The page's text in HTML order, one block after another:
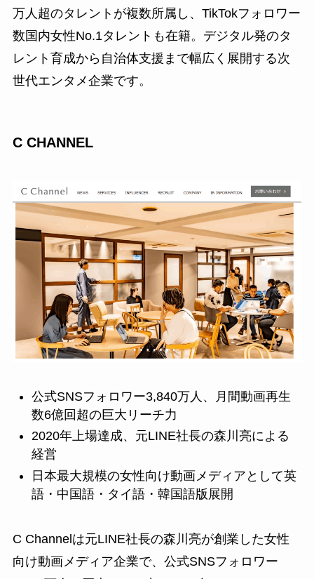
万人超のタレントが複数所属し、TikTokフォロワー
数国内女性No.1タレントも在籍。デジタル発のタ
レント育成から自治体支援まで幅広く展開する次
世代エンタメ企業です。
C CHANNEL
公式SNSフォロワー3,840万人、月間動画再生
数6億回超の巨大リーチ力
2020年上場達成、元LINE社長の森川亮による
経営
日本最大規模の女性向け動画メディアとして英
語・中国語・タイ語・韓国語版展開
C Channelは元LINE社長の森川亮が創業した女性
向け動画メディア企業で、公式SNSフォロワー